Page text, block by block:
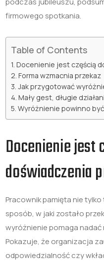
firmowego spotkania.
Table of Contents
Docenienie jest częścią
Forma wzmacnia przekaz
Jak przygotować
Mały gest, długie
Wyróżnienie powinno
Docenienie jest
doświadczenia
Pracownik pamięta nie
sposób, w jaki zostało
wyróżnienie pomaga
Pokazuje, że organizacja
odpowiedzialność czy